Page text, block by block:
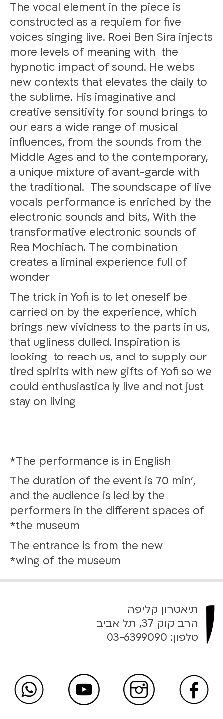
The vocal element in the piece is
constructed as a requiem for five
voices singing live. Roei Ben Sira injects
more levels of meaning with the
hypnotic impact of sound. He webs
new contexts that elevates the daily to
the sublime. His imaginative and
creative sensitivity for sound brings to
our ears a wide range of musical
influences, from the sounds from the
Middle Ages and to the contemporary,
a unique mixture of avant-garde with
the traditional. The soundscape of live
vocals performance is enriched by the
electronic sounds and bits, With the
transformative electronic sounds of
Rea Mochiach. The combination
creates a liminal experience full of
wonder
The trick in Yofi is to let oneself be
carried on by the experience, which
brings new vividness to the parts in us,
that ugliness dulled. Inspiration is
looking to reach us, and to supply our
tired spirits with new gifts of Yofi so we
could enthusiastically live and not just
stay on living
The duration of the event is 70 min’,
and the audience is led by the
performers in the different spaces of
the museum*
The entrance is from the new
wing of the museum*
תיאטרון קליפה
הרב קוק 37, תל אביב
טלפון: 03-6399090